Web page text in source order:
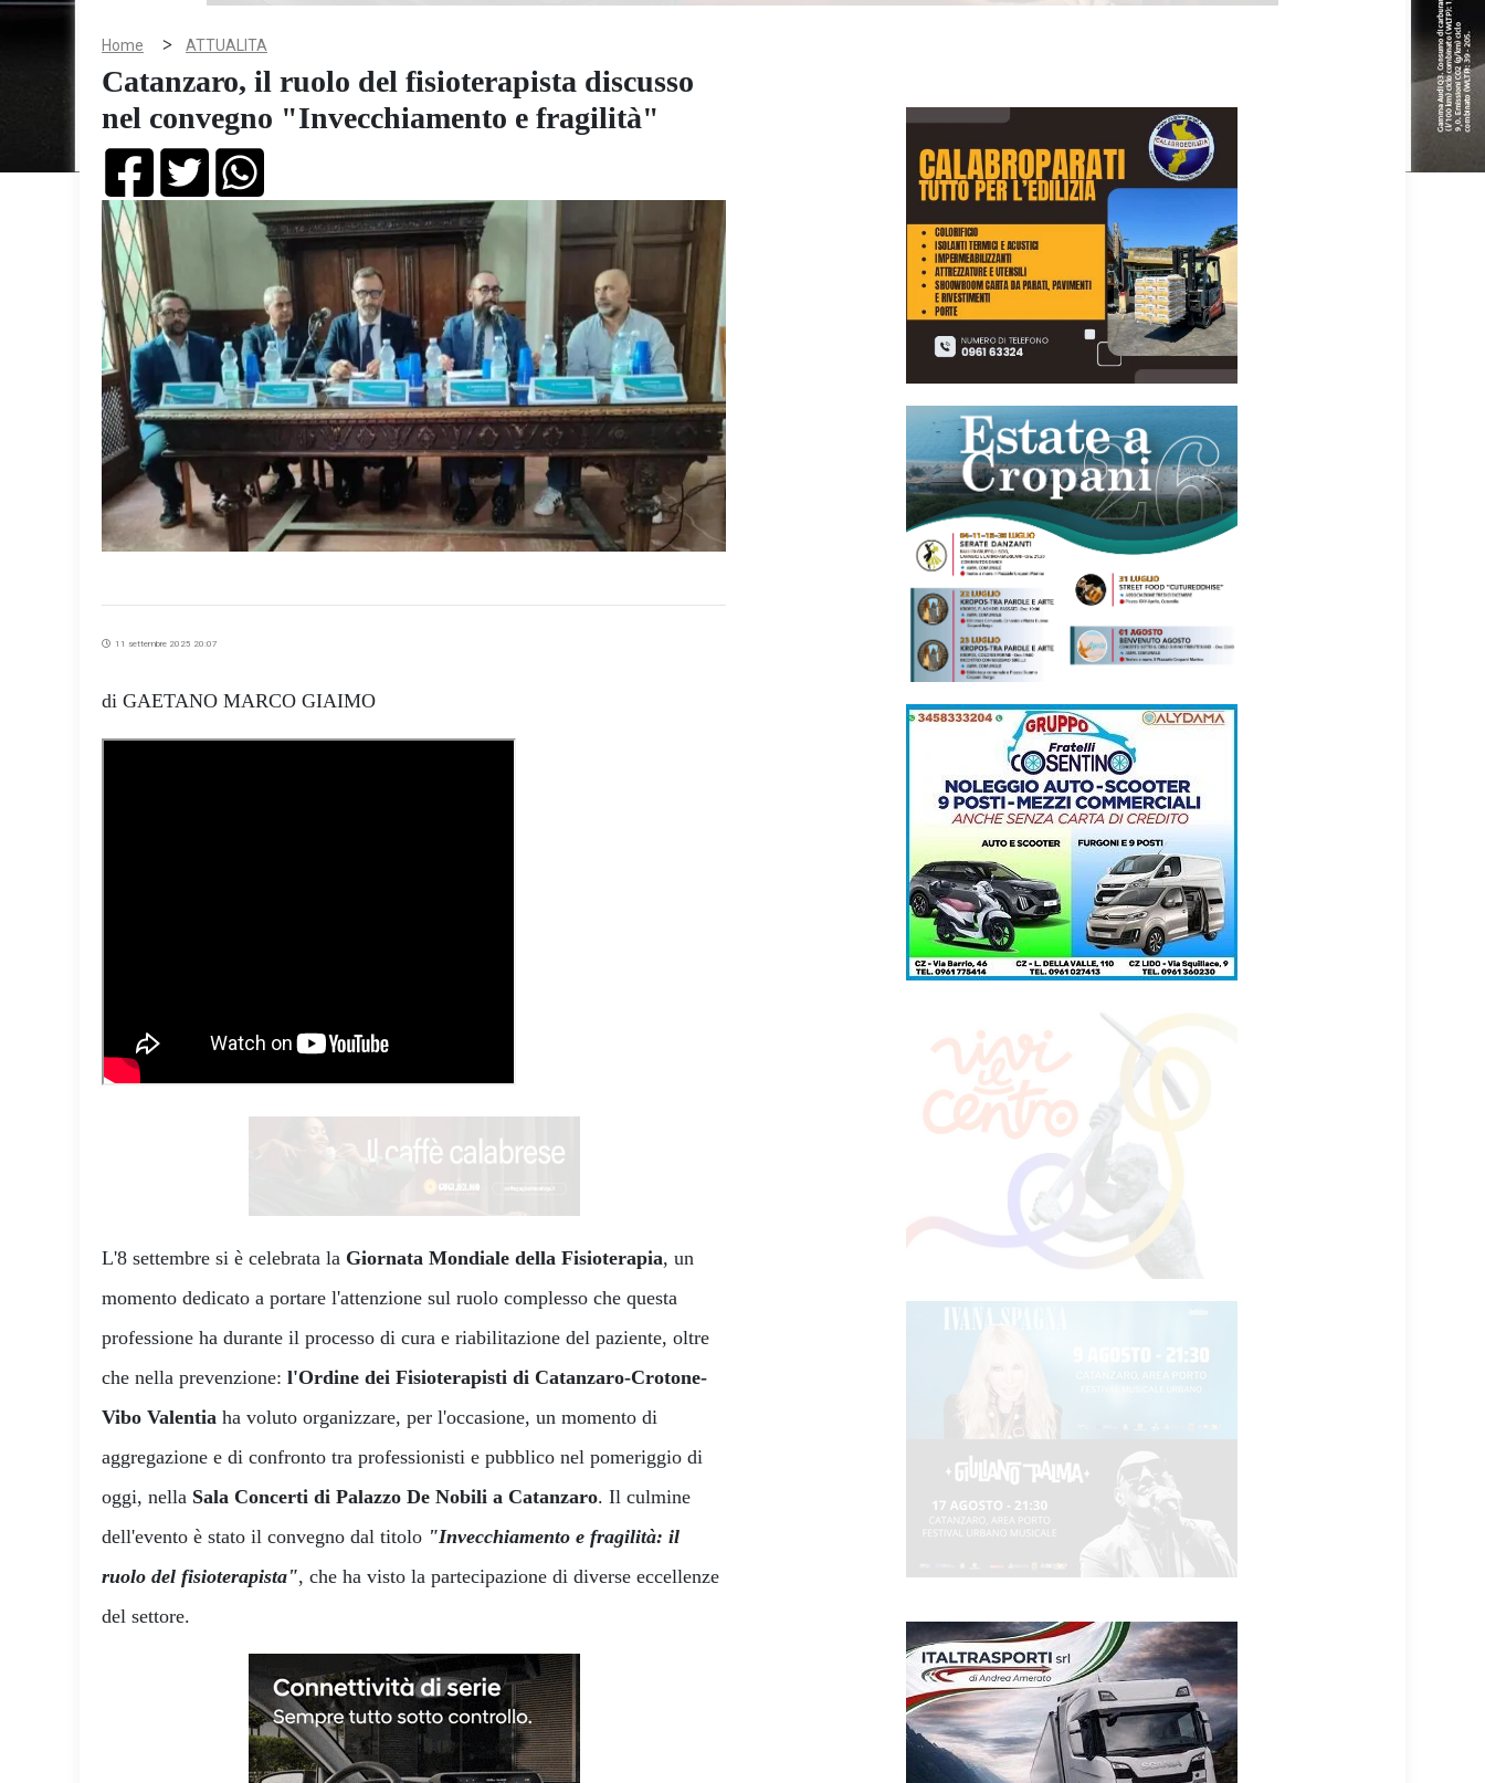
Home > ATTUALITA
Catanzaro, il ruolo del fisioterapista discusso
nel convegno "Invecchiamento e fragilità"
11 settembre 2025 20:07
di GAETANO MARCO GIAIMO
L'8 settembre si è celebrata la Giornata Mondiale della Fisioterapia, un
momento dedicato a portare l'attenzione sul ruolo complesso che questa
professione ha durante il processo di cura e riabilitazione del paziente, oltre
che nella prevenzione: l'Ordine dei Fisioterapisti di Catanzaro-Crotone-
Vibo Valentia ha voluto organizzare, per l'occasione, un momento di
aggregazione e di confronto tra professionisti e pubblico nel pomeriggio di
oggi, nella Sala Concerti di Palazzo De Nobili a Catanzaro. Il culmine
dell'evento è stato il convegno dal titolo "Invecchiamento e fragilità: il
ruolo del fisioterapista", che ha visto la partecipazione di diverse eccellenze
del settore.